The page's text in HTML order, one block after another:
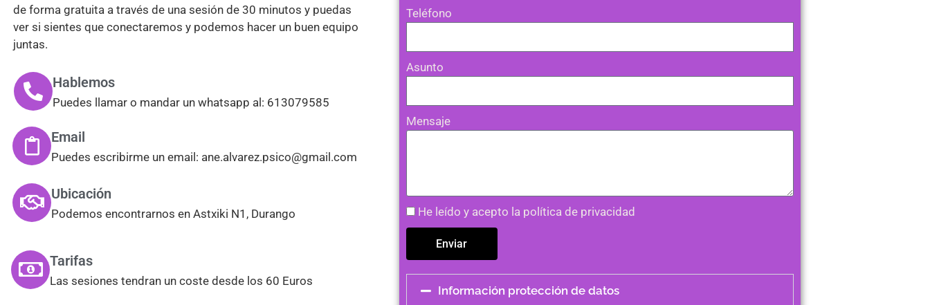
de forma gratuita a través de una sesión de 30 minutos y puedas
ver si sientes que conectaremos y podemos hacer un buen equipo
juntas.
Hablemos
Puedes llamar o mandar un whatsapp al: 613079585
Email
Puedes escribirme un email: ane.alvarez.psico@gmail.com
Ubicación
Podemos encontrarnos en Astxiki N1, Durango
Tarifas
Las sesiones tendran un coste desde los 60 Euros
Teléfono
Asunto
Mensaje
He leído y acepto la política de privacidad
Enviar
Información protección de datos